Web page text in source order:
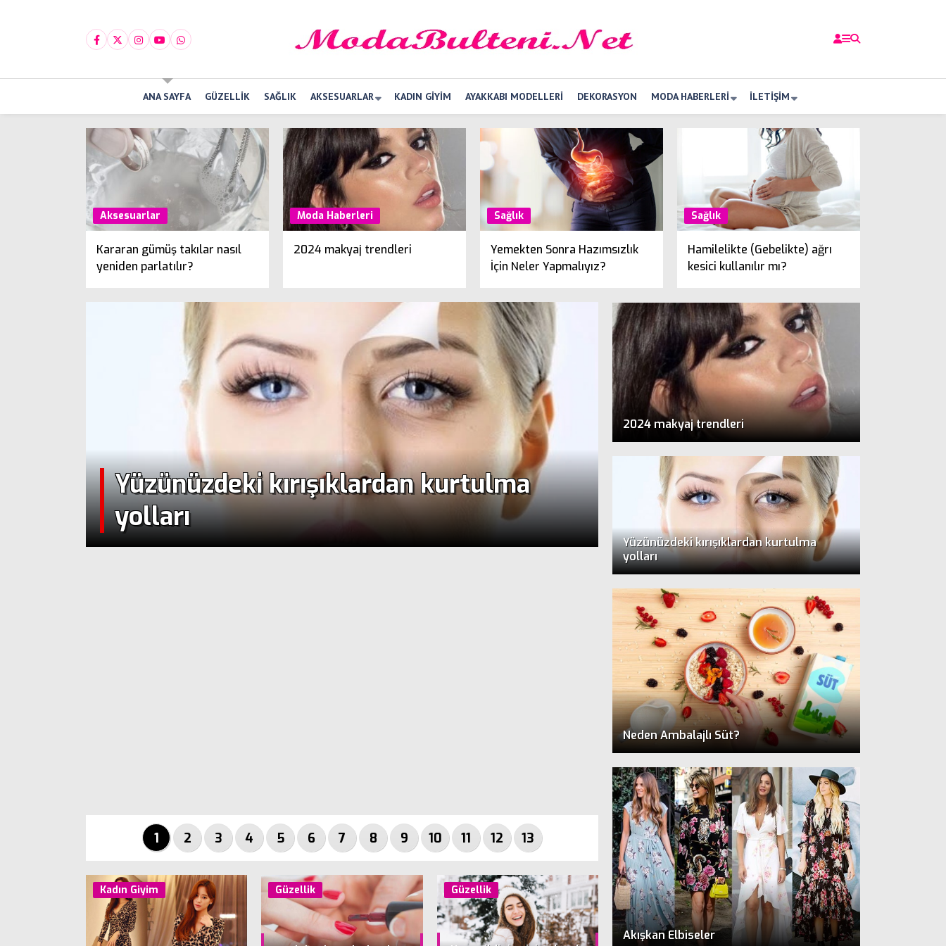
ANA SAYFA GÜZELLIK SAĞLIK AKSESUARLAR KADIN GIYIM AYAKKABI MODELLERI DEKORASYON MODA HABERLERI İLETIŞIM
Aksesuarlar
Kararan gümüş takılar nasıl
yeniden parlatılır?
Moda Haberleri
2024 makyaj trendleri
Sağlık
Yemekten Sonra Hazımsızlık
İçin Neler Yapmalıyız?
Sağlık
Hamilelikte (Gebelikte) ağrı
kesici kullanılır mı?
Yüzünüzdeki kırışıklardan kurtulma
yolları
Neden Ambalajlı Süt?
1 2 3 4 5 6 7 8 9 10 11 12 13
Kadın Giyim Güzellik Güzellik
2024 makyaj trendleri
Yüzünüzdeki kırışıklardan kurtulma
yolları
Neden Ambalajlı Süt?
Akışkan Elbiseler